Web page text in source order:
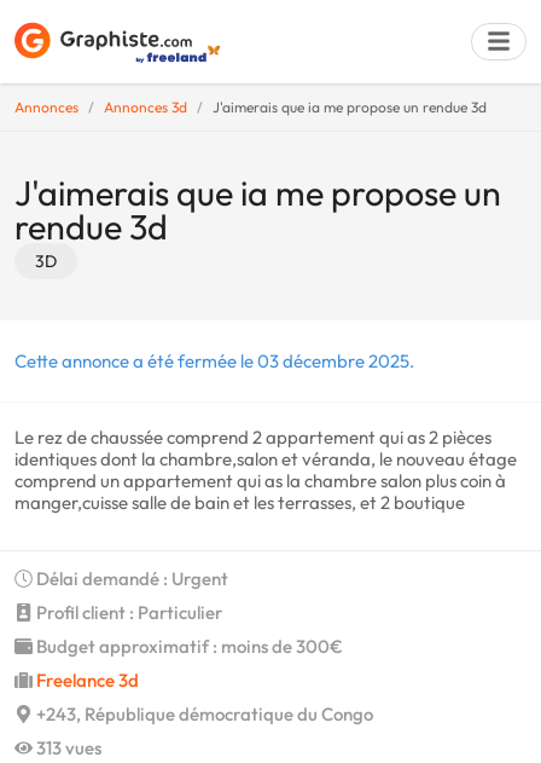
Annonces Annonces 3d J'aimerais que ia me propose un rendue 3d
J'aimerais que ia me propose un
rendue 3d
3D
Cette annonce a été fermée le 03 décembre 2025.
Le rez de chaussée comprend 2 appartement qui as 2 pièces
identiques dont la chambre,salon et véranda, le nouveau étage
comprend un appartement qui as la chambre salon plus coin à
manger,cuisse salle de bain et les terrasses, et 2 boutique
Délai demandé : Urgent
Profil client : Particulier
Budget approximatif : moins de 300€
Freelance 3d
+243, République démocratique du Congo
313 vues